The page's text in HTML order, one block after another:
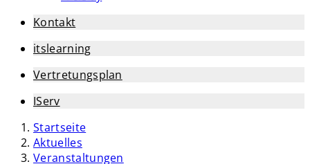
Kontakt
itslearning
Vertretungsplan
IServ
Startseite
Aktuelles
Veranstaltungen